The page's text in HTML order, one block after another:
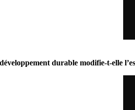
durable modifie-t-elle